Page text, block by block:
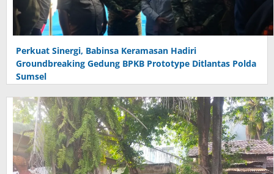
Perkuat Sinergi, Babinsa Keramasan Hadiri
Groundbreaking Gedung BPKB Prototype Ditlantas Polda
Sumsel